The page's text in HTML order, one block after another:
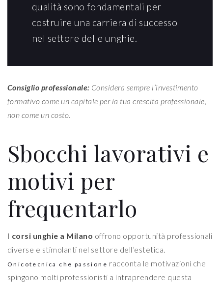
qualità sono fondamentali per
costruire una carriera di successo
nel settore delle unghie.
Consiglio professionale: Considera sempre l’investimento
formativo come un capitale per la tua crescita professionale,
non come un costo.
Sbocchi lavorativi e
motivi per
frequentarlo
I corsi unghie a Milano offrono opportunità professionali
diverse e stimolanti nel settore dell’estetica.
Onicotecnica che passione racconta le motivazioni che
spingono molti professionisti a intraprendere questa